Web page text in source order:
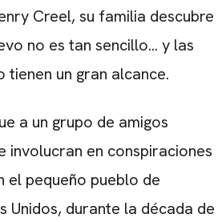
Creel, su familia descubre
no es tan sencillo... y las
tienen un gran alcance.
a un grupo de amigos
involucran en conspiraciones
el pequeño pueblo de
Unidos, durante la década de